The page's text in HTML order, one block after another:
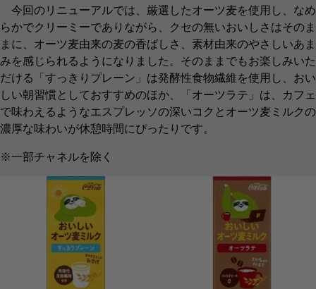
今回のリニューアルでは、厳選したオーツ麦を使用し、なめ
らかでクリーミーでありながら、クセの無いおいしさはそのま
まに、オーツ麦由来の麦の香ばしさ、素材由来のやさしいあま
みを感じられるようになりました。そのままでもお楽しみいた
だける「すっきりプレーン」は発酵性食物繊維を使用し、おい
しい朝習慣としておすすめのほか、「オーツラテ」は、カフェ
で味わえるようなエスプレッソの深いコクとオーツ麦ミルクの
濃厚な味わいが休憩時間にぴったりです。
※一部チャネルを除く